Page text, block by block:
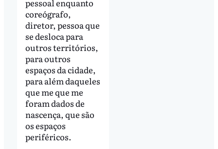
pessoal enquanto
coreógrafo,
diretor, pessoa que
se desloca para
outros territórios,
para outros
espaços da cidade,
para além daqueles
que me que me
foram dados de
nascença, que são
os espaços
periféricos.